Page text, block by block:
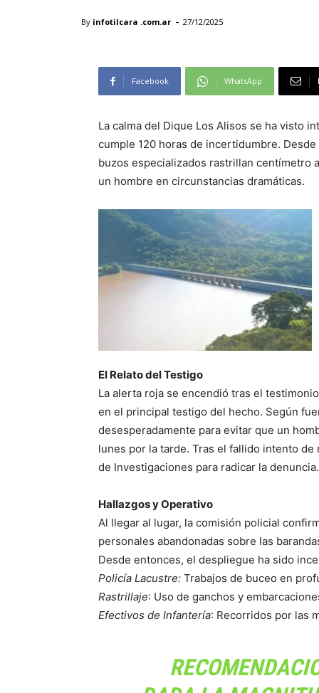
By infotilcara .com.ar - 27/12/2025
Facebook WhatsApp
La calma del Dique Los Alisos se ha visto
cumple 120 horas de incertidumbre.
buzos especializados rastrillan centímetro
un hombre en circunstancias dramáticas.
El Relato del Testigo
La alerta roja se encendió tras el
en el principal testigo del hecho. Según
desesperadamente para evitar que un
lunes por la tarde. Tras el fallido intento
de Investigaciones para radicar la denuncia.
Hallazgos y Operativo
Al llegar al lugar, la comisión policial
personales abandonadas sobre las
Desde entonces, el despliegue ha sido
Policía Lacustre: Trabajos de buceo en
Rastrillaje: Uso de ganchos y
Efectivos de Infantería: Recorridos por las